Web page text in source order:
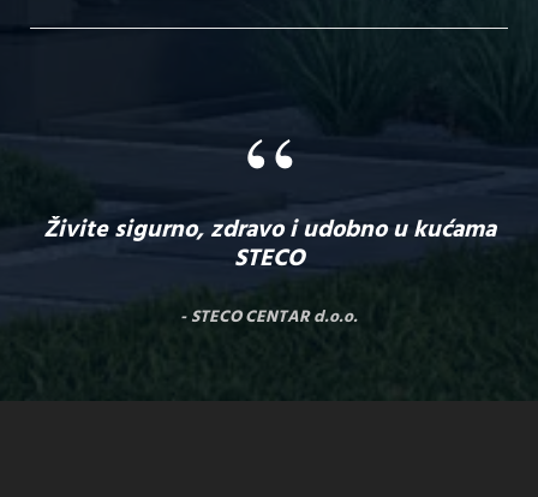
“
Živite sigurno, zdravo i udobno u kućama
STECO
STECO CENTAR d.o.o.